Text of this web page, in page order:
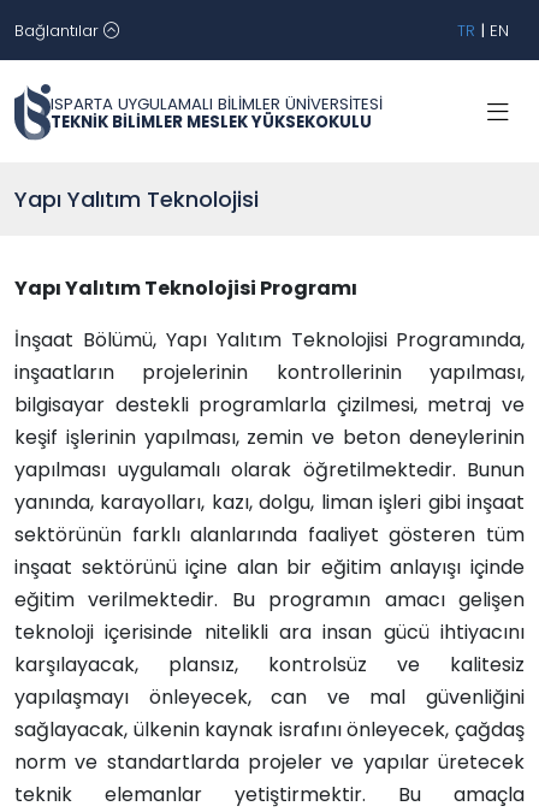
Bağlantılar TR | EN
ISPARTA UYGULAMALI BİLİMLER ÜNİVERSİTESİ
TEKNİK BİLİMLER MESLEK YÜKSEKOKULU
Yapı Yalıtım Teknolojisi
Yapı Yalıtım Teknolojisi Programı
İnşaat Bölümü, Yapı Yalıtım Teknolojisi Programında,
inşaatların projelerinin kontrollerinin yapılması,
bilgisayar destekli programlarla çizilmesi, metraj ve
keşif işlerinin yapılması, zemin ve beton deneylerinin
yapılması uygulamalı olarak öğretilmektedir. Bunun
yanında, karayolları, kazı, dolgu, liman işleri gibi inşaat
sektörünün farklı alanlarında faaliyet gösteren tüm
inşaat sektörünü içine alan bir eğitim anlayışı içinde
eğitim verilmektedir. Bu programın amacı gelişen
teknoloji içerisinde nitelikli ara insan gücü ihtiyacını
karşılayacak, plansız, kontrolsüz ve kalitesiz
yapılaşmayı önleyecek, can ve mal güvenliğini
sağlayacak, ülkenin kaynak israfını önleyecek, çağdaş
norm ve standartlarda projeler ve yapılar üretecek
teknik elemanlar yetiştirmektir. Bu amaçla